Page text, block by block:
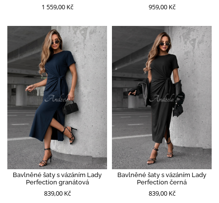
1 559,00 Kč 959,00 Kč
Bavlněné šaty s vázáním Lady
Perfection granátová
839,00 Kč
Bavlněné šaty s vázáním Lady
Perfection černá
839,00 Kč